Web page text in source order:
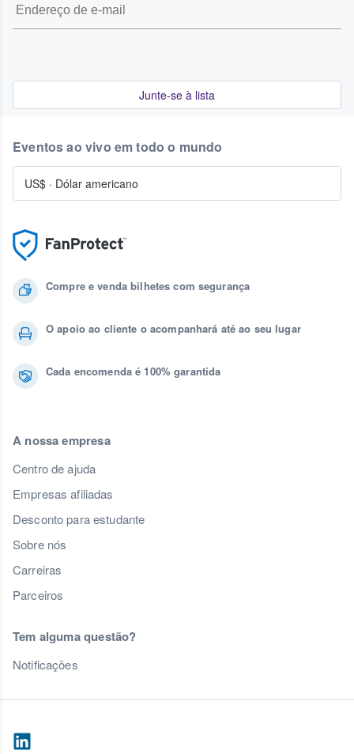
Junte-se à lista
Compre e venda bilhetes com segurança
O apoio ao cliente o acompanhará até ao seu lugar
Cada encomenda é 100% garantida
A nossa empresa
Centro de ajuda
Empresas afiliadas
Desconto para estudante
Sobre nós
Carreiras
Parceiros
Tem alguma questão?
Notificações
Eventos ao vivo em todo o mundo
US$ · Dólar americano